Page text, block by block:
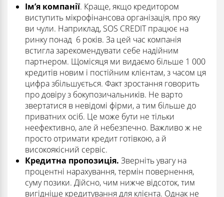
Ім’я компанії. Краще, якщо кредитором
виступить мікрофінансова організація, про яку
ви чули. Наприклад, SOS CREDIT працює на
ринку понад 6 років. За цей час компанія
встигла зарекомендувати себе надійним
партнером. Щомісяця ми видаємо більше 1 000
кредитів новим і постійним клієнтам, з часом ця
цифра збільшується. Факт зростання говорить
про довіру з бокупозичальників. Не варто
звертатися в невідомі фірми, а тим більше до
приватних осіб. Це може бути не тільки
неефективно, але й небезпечно. Важливо ж не
просто отримати кредит готівкою, а й
високоякісний сервіс.
Кредитна пропозиція. Зверніть увагу на
процентні нарахування, термін повернення,
суму позики. Дійсно, чим нижче відсоток, тим
вигідніше кредитування для клієнта. Однак не